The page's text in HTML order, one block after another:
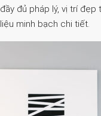
đầy đủ pháp lý, vị trí
liệu minh bạch chi tiết.